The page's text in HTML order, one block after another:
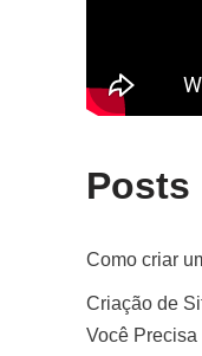
Posts
Como criar
Criação de
Você Precisa